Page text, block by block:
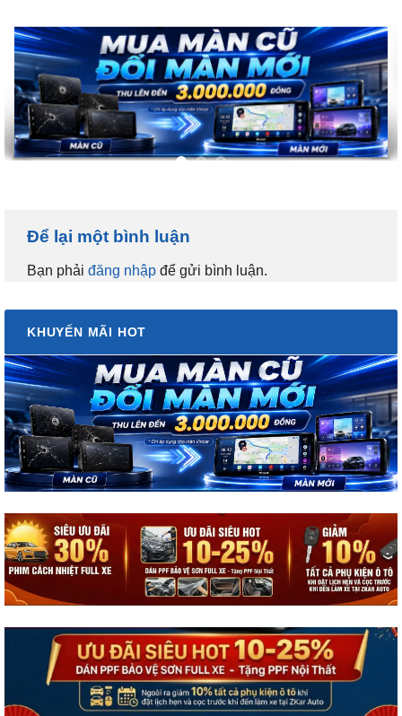
Để lại một bình luận
Bạn phải đăng nhập để gửi bình luận.
KHUYẾN MÃI HOT